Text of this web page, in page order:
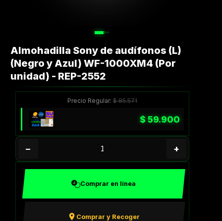
Almohadilla Sony de audífonos (L)
(Negro y Azul) WF-1000XM4 (Por
unidad) - REP-2552
Precio Regular:$85.571
$59.900
− +
Comprar en línea
Comprar y Recoger